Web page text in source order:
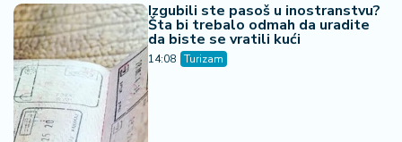
Izgubili ste pasoš u inostranstvu?
Šta bi trebalo odmah da uradite
da biste se vratili kući
14:08 Turizam